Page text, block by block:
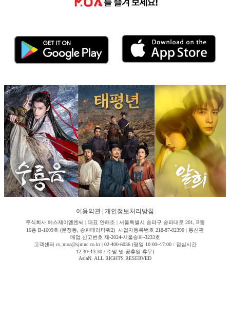
이용약관 개인정보처리방침
주식회사 에스제이엠엔씨 | 대표 안해조 | 서울특별시 송파구 송파대로 201, B동
16층 B-1609호 (문정동, 송파테라타워2) 사업자등록번호 218-87-02390 | 통신판
매업 신고번호 제-2024-서울송파-3233호
고객센터 cs_moa@sjmnc.co.kr | 02-400-6036 (평일 10:00~17:00 / 점심시간
12:30~13:30 / 주말 및 공휴일 휴무)
AsiaN. ALL RIGHTS RESERVED